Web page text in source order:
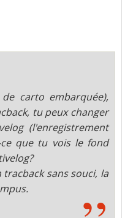
carto embarquée),
tu peux changer
(l'enregistrement
que tu vois le fond
sans souci, la